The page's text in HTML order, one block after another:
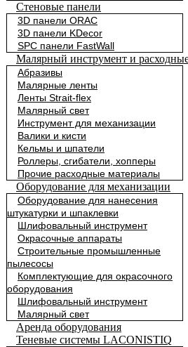
Стеновые панели
3D панели ORAC
3D панели KDecor
SPC панели FastWall
Малярный инструмент и
Абразивы
Малярные ленты
Ленты Strait-flex
Малярный свет
Инструмент для механизации
Валики и кисти
Кельмы и шпатели
Роллеры, сгибатели, хопперы
Прочие расходные материалы
Оборудование для механизации
Оборудование для нанесения
штукатурки и шпаклевки
Шлифовальный инструмент
Окрасочные аппараты
Строительные промышленные
пылесосы
Комплектующие для окрасочного
оборудования
Шлифовальный инструмент
Малярный свет
Аренда оборудования
Теневые системы LACONISTIQ